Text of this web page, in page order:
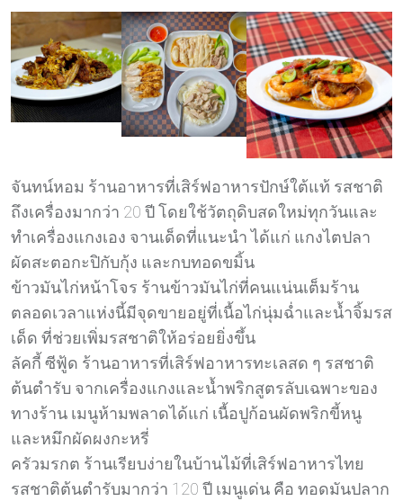
จันทน์หอม ร้านอาหารที่เสิร์ฟอาหารปักษ์ใต้แท้ รสชาติ
ถึงเครื่องมากว่า 20 ปี โดยใช้วัตถุดิบสดใหม่ทุกวันและ
ทำเครื่องแกงเอง จานเด็ดที่แนะนำ ได้แก่ แกงไตปลา
ผัดสะตอกะปิกับกุ้ง และกบทอดขมิ้น
ข้าวมันไก่หน้าโจร ร้านข้าวมันไก่ที่คนแน่นเต็มร้าน
ตลอดเวลาแห่งนี้มีจุดขายอยู่ที่เนื้อไก่นุ่มฉ่ำและน้ำจิ้มรส
เด็ด ที่ช่วยเพิ่มรสชาติให้อร่อยยิ่งขึ้น
ลัคกี้ ซีฟู้ด ร้านอาหารที่เสิร์ฟอาหารทะเลสด ๆ รสชาติ
ต้นตำรับ จากเครื่องแกงและน้ำพริกสูตรลับเฉพาะของ
ทางร้าน เมนูห้ามพลาดได้แก่ เนื้อปูก้อนผัดพริกขี้หนู
และหมึกผัดผงกะหรี่
ครัวมรกต ร้านเรียบง่ายในบ้านไม้ที่เสิร์ฟอาหารไทย
รสชาติต้นตำรับมากว่า 120 ปี เมนูเด่น คือ ทอดมันปลาก